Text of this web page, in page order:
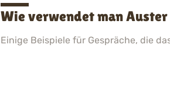
Wie verwendet man
Einige Beispiele für Gespräche, die